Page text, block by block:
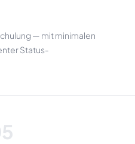
— mit minimalen
Status-